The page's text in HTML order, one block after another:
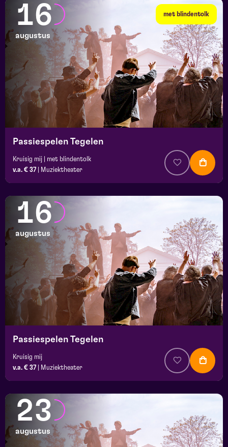
met blindentolk
16
augustus
Passiespelen Tegelen
Kruisig mij | met blindentolk
v.a. € 37
Muziektheater
16
augustus
Passiespelen Tegelen
Kruisig mij
v.a. € 37
Muziektheater
23
augustus